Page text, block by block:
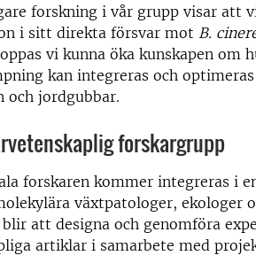
forskning i vår grupp visar att
i sitt direkta försvar mot B.
vi kunna öka kunskapen om
kan integreras och
och jordgubbar.
forskargrupp
forskaren kommer integreras i
växtpatologer, ekologer
att designa och genomföra
artiklar i samarbete med